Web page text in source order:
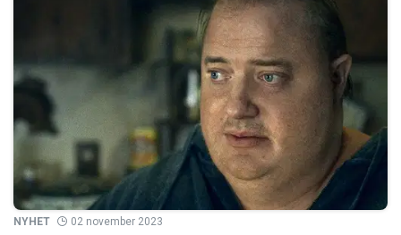
NYHET 02 november 2023